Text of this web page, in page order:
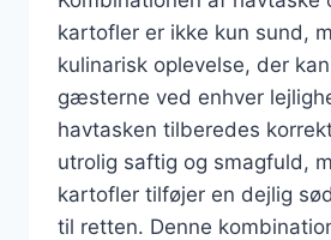
kartofler er ikke kun sund,
kulinarisk oplevelse, der
gæsterne ved enhver
havtasken tilberedes
utrolig saftig og smagfuld,
kartofler tilføjer en dejlig
til retten. Denne